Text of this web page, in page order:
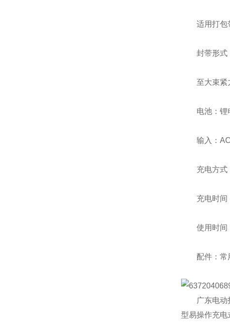
适用打包带
封带形式
至大束紧
电池：锂
输入：
充电方式
充电时间
使用时间：
配件：常
广东电动打
型易操作充电